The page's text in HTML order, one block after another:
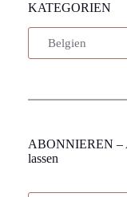
KATEGORIEN
ABONNIEREN –
lassen